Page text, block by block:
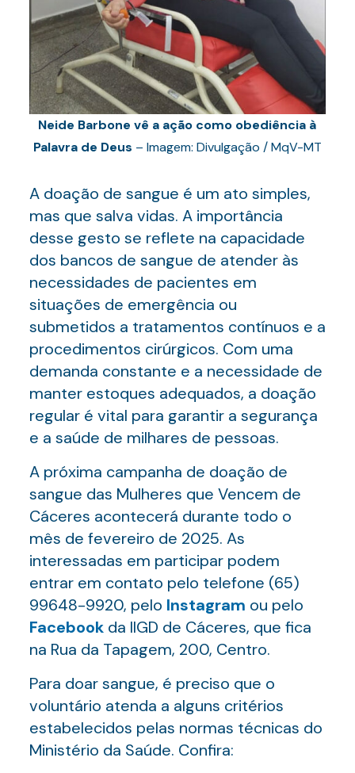
Neide Barbone vê a ação como obediência à
Palavra de Deus – Imagem: Divulgação / MqV-MT
A doação de sangue é um ato simples,
mas que salva vidas. A importância
desse gesto se reflete na capacidade
dos bancos de sangue de atender às
necessidades de pacientes em
situações de emergência ou
submetidos a tratamentos contínuos e a
procedimentos cirúrgicos. Com uma
demanda constante e a necessidade de
manter estoques adequados, a doação
regular é vital para garantir a segurança
e a saúde de milhares de pessoas.
A próxima campanha de doação de
sangue das Mulheres que Vencem de
Cáceres acontecerá durante todo o
mês de fevereiro de 2025. As
interessadas em participar podem
entrar em contato pelo telefone (65)
99648-9920, pelo Instagram ou pelo
Facebook da IIGD de Cáceres, que fica
na Rua da Tapagem, 200, Centro.
Para doar sangue, é preciso que o
voluntário atenda a alguns critérios
estabelecidos pelas normas técnicas do
Ministério da Saúde. Confira: